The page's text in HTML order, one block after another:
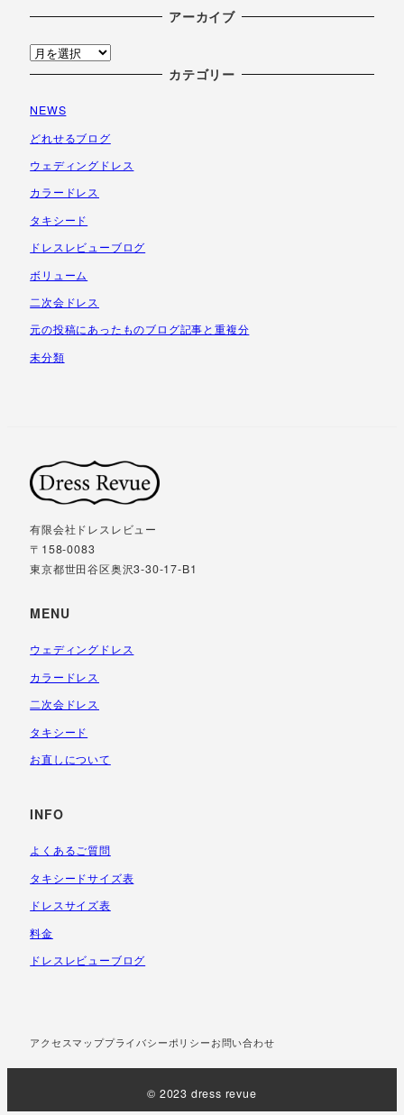
アーカイブ
ア
ー
イ
ブ
カテゴリー
NEWS
どれせるブログ
ウェディングドレス
カラードレス
タキシード
ドレスレビューブログ
ボリューム
二次会ドレス
元の投稿にあったものブログ記事と重複分
未分類
有限会社ドレスレビュー
〒158-0083
東京都世田谷区奥沢3-30-17-B1
MENU
ウェディングドレス
カラードレス
二次会ドレス
タキシード
お直しについて
INFO
よくあるご質問
タキシードサイズ表
ドレスサイズ表
料金
ドレスレビューブログ
アクセスマッププライバシーポリシーお問い合わせ
© 2023 dress revue